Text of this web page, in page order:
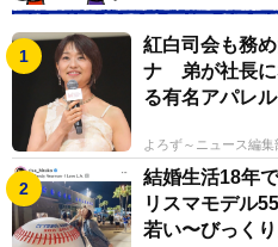
紅白司会も務
ナ 弟が社長
る有名アパレ
よろず～ニュース編集
結婚生活18年
リスマモデル
若い〜びっくり